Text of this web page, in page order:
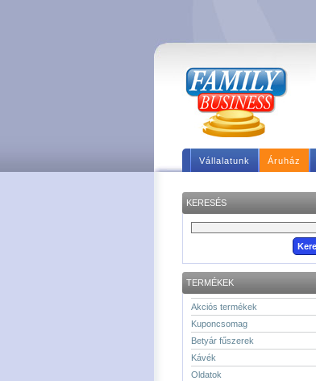
Vállalatunk Áruház
KERESÉS
TERMÉKEK
Akciós termékek
Kuponcsomag
Betyár fűszerek
Kávék
Oldatok